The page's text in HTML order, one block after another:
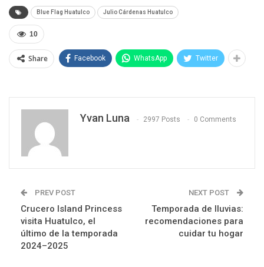
Blue Flag Huatulco Julio Cárdenas Huatulco
10
Share Facebook WhatsApp Twitter
Yvan Luna 2997 Posts 0 Comments
PREV POST
Crucero Island Princess
visita Huatulco, el
último de la temporada
2024–2025
NEXT POST
Temporada de lluvias:
recomendaciones para
cuidar tu hogar